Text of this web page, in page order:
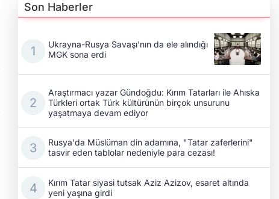
Son Haberler
Ukrayna-Rusya Savaşı'nın da ele alındığı
MGK sona erdi
Araştırmacı yazar Gündoğdu: Kırım Tatarları ile Ahıska
Türkleri ortak Türk kültürünün birçok unsurunu
yaşatmaya devam ediyor
Rusya'da Müslüman din adamına, "Tatar zaferlerini"
tasvir eden tablolar nedeniyle para cezası!
Kırım Tatar siyasi tutsak Aziz Azizov, esaret altında
yeni yaşına girdi